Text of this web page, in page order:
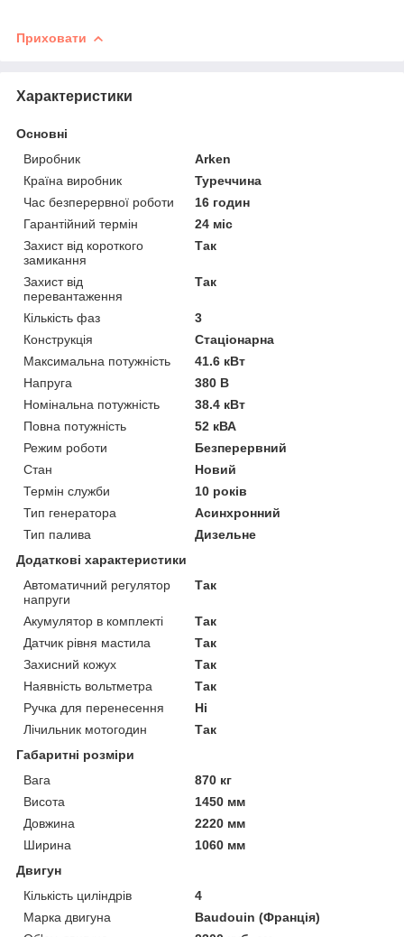
Приховати
Характеристики
Основні
Виробник
Arken
Країна виробник
Туреччина
Час безперервної роботи
16 годин
Гарантійний термін
24 міс
Захист від короткого
замикання
Так
Захист від
перевантаження
Так
Кількість фаз
3
Конструкція
Стаціонарна
Максимальна потужність
41.6 кВт
Напруга
380 В
Номінальна потужність
38.4 кВт
Повна потужність
52 кВА
Режим роботи
Безперервний
Стан
Новий
Термін служби
10 років
Тип генератора
Асинхронний
Тип палива
Дизельне
Додаткові характеристики
Автоматичний регулятор
напруги
Так
Акумулятор в комплекті
Так
Датчик рівня мастила
Так
Захисний кожух
Так
Наявність вольтметра
Так
Ручка для перенесення
Ні
Лічильник мотогодин
Так
Габаритні розміри
Вага
870 кг
Висота
1450 мм
Довжина
2220 мм
Ширина
1060 мм
Двигун
Кількість циліндрів
4
Марка двигуна
Baudouin (Франція)